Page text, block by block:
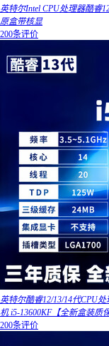
英特尔Intel CPU处理器酷睿
原盒带核显
200条评价
英特尔酷睿12/13/14代CPU
机 i5-13600KF【全新盒装质
200条评价